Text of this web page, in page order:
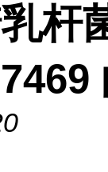
杆